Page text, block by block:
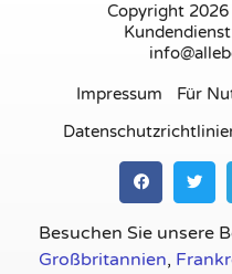
Copyright
Impressum Für
Besuchen Sie unsere
Großbritannien,